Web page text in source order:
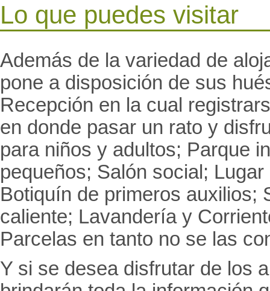
Lo que puedes visitar
Además de la variedad de
pone a disposición de sus
Recepción en la cual
en donde pasar un rato y
para niños y adultos; Parque
pequeños; Salón social;
Botiquín de primeros auxilios;
caliente; Lavandería y
Parcelas en tanto no se las
Y si se desea disfrutar de los